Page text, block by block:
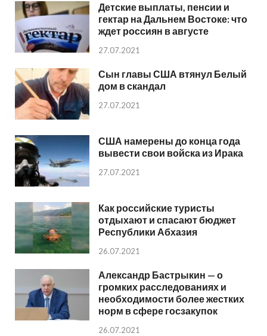
Детские выплаты, пенсии и
гектар на Дальнем Востоке: что
ждет россиян в августе
27.07.2021
Сын главы США втянул Белый
дом в скандал
27.07.2021
США намерены до конца года
вывести свои войска из Ирака
27.07.2021
Как российские туристы
отдыхают и спасают бюджет
Республики Абхазия
26.07.2021
Александр Бастрыкин — о
громких расследованиях и
необходимости более жестких
норм в сфере госзакупок
26.07.2021